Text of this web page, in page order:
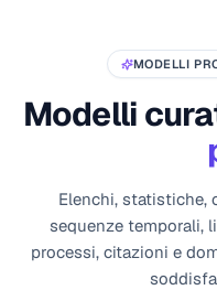
MODELLI
Modelli
Elenchi, statistiche,
sequenze temporali,
processi, citazioni e